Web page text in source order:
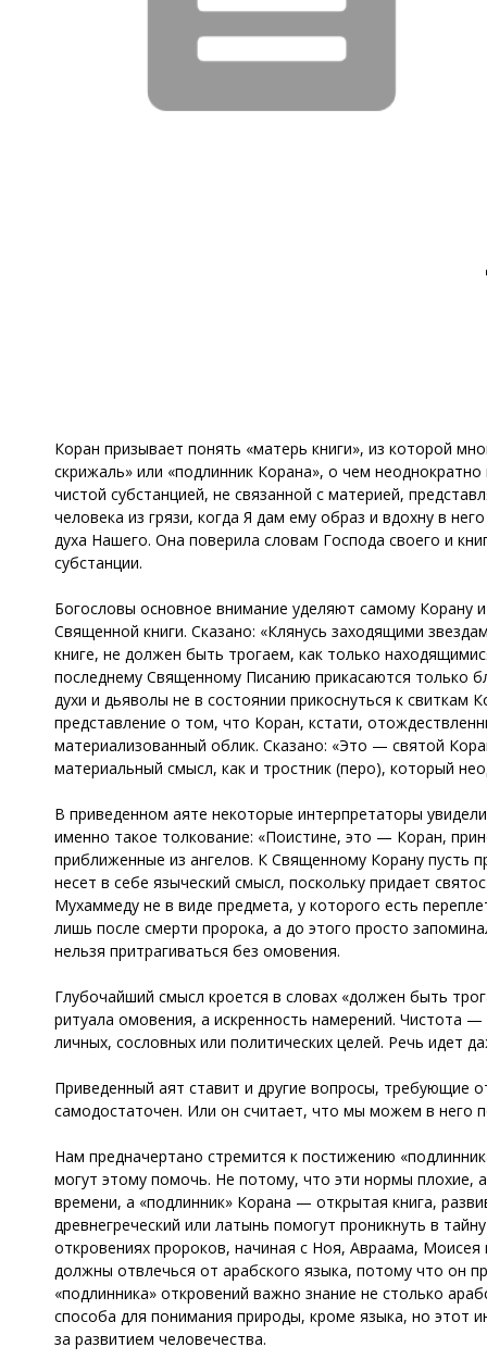
Коран призывает понять «матерь книги», из которой
скрижаль» или «подлинник Корана», о чем
чистой субстанцией, не связанной с материей,
человека из грязи, когда Я дам ему образ и вдохну в
духа Нашего. Она поверила словам Господа своего и
субстанции.
Богословы основное внимание уделяют самому Корану
Священной книги. Сказано: «Клянусь заходящими
книге, не должен быть трогаем, как только
последнему Священному Писанию прикасаются только
духи и дьяволы не в состоянии прикоснуться к
представление о том, что Коран, кстати,
материализованный облик. Сказано: «Это — святой
материальный смысл, как и тростник (перо), который
В приведенном аяте некоторые интерпретаторы
именно такое толкование: «Поистине, это — Коран,
приближенные из ангелов. К Священному Корану пусть
несет в себе языческий смысл, поскольку придает
Мухаммеду не в виде предмета, у которого есть
лишь после смерти пророка, а до этого просто
нельзя притрагиваться без омовения.
Глубочайший смысл кроется в словах «должен быть
ритуала омовения, а искренность намерений. Чистота
личных, сословных или политических целей. Речь идет
Приведенный аят ставит и другие вопросы, требующие
самодостаточен. Или он считает, что мы можем в него
Нам предначертано стремится к постижению
могут этому помочь. Не потому, что эти нормы плохие,
времени, а «подлинник» Корана — открытая книга,
древнегреческий или латынь помогут проникнуть в
откровениях пророков, начиная с Ноя, Авраама,
должны отвлечься от арабского языка, потому что он
«подлинника» откровений важно знание не столько
способа для понимания природы, кроме языка, но этот
за развитием человечества.